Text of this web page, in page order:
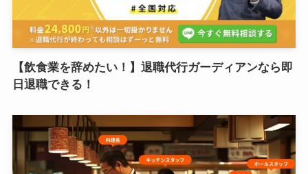
【飲食業を辞めたい！】退職代行ガーディアンなら即
日退職できる！